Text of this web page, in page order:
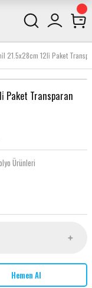
21.5x28cm 12li̇ Paket
Paket Transparan
Ürünleri
Hemen Al